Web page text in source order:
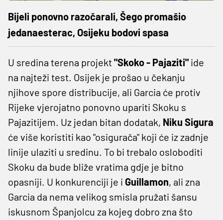
Bijeli ponovno razočarali, Šego promašio
jedanaesterac, Osijeku bodovi spasa
U sredina terena projekt"Skoko - Pajaziti" ide
na najteži test. Osijek je prošao u čekanju
njihove spore distribucije, ali Garcia će protiv
Rijeke vjerojatno ponovno upariti Skoku s
Pajazitijem. Uz jedan bitan dodatak, Niku Sigura
će više koristiti kao "osigurača" koji će iz zadnje
linije ulaziti u sredinu. To bi trebalo osloboditi
Skoku da bude bliže vratima gdje je bitno
opasniji. U konkurenciji je i Guillamon, ali zna
Garcia da nema velikog smisla pružati šansu
iskusnom Španjolcu za kojeg dobro zna što